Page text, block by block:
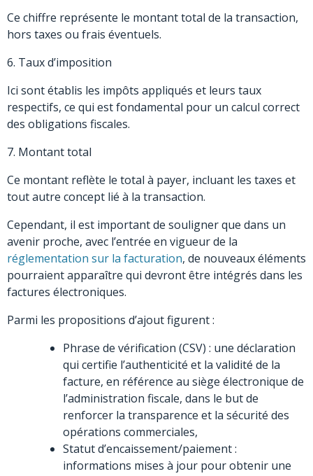
Ce chiffre représente le montant total de la transaction,
hors taxes ou frais éventuels.
6. Taux d’imposition
Ici sont établis les impôts appliqués et leurs taux
respectifs, ce qui est fondamental pour un calcul correct
des obligations fiscales.
7. Montant total
Ce montant reflète le total à payer, incluant les taxes et
tout autre concept lié à la transaction.
Cependant, il est important de souligner que dans un
avenir proche, avec l’entrée en vigueur de la
réglementation sur la facturation, de nouveaux éléments
pourraient apparaître qui devront être intégrés dans les
factures électroniques.
Parmi les propositions d’ajout figurent :
Phrase de vérification (CSV) : une déclaration
qui certifie l’authenticité et la validité de la
facture, en référence au siège électronique de
l’administration fiscale, dans le but de
renforcer la transparence et la sécurité des
opérations commerciales,
Statut d’encaissement/paiement :
informations mises à jour pour obtenir une